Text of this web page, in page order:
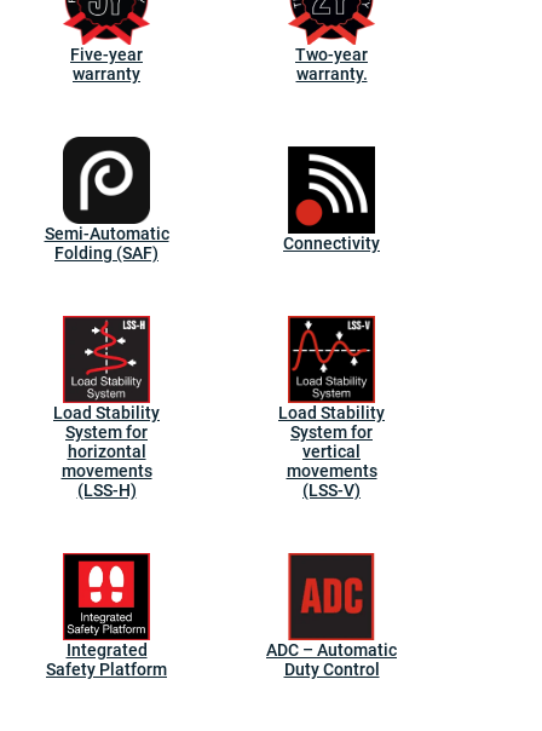
Five-year
warranty
Two-year
warranty.
Semi-Automatic
Folding (SAF)
Connectivity
Load Stability
System for
horizontal
movements
(LSS-H)
Load Stability
System for
vertical
movements
(LSS-V)
Integrated
Safety Platform
ADC – Automatic
Duty Control